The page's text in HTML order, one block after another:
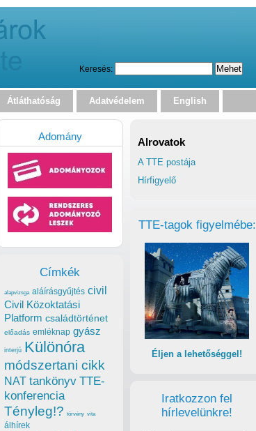
Keresés:
Átláthatóság Adatvédelem English
Alrovatok
A TTE postája
Hírfigyelő
TTE-tagok figyelmébe:
Éljen a lehetőséggel!
Iratkozzon fel
hírlevelünkre!
Adomány
Címkék
alapvizsga aláírásgyűjtés civil
Civil Közoktatási
Platform családtörténet
előadás emléknap gyász
interjú Különóra
módszertani cikk
NAT tankönyv TTE-
konferencia
Tényleg!? törvény vita
álhírek